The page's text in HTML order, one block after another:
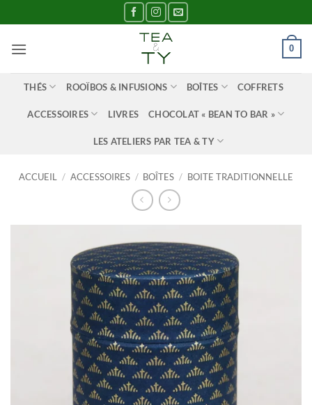
au
contenu
0
THÉS ROOÏBOS & INFUSIONS BOÎTES COFFRETS
ACCESSOIRES LIVRES CHOCOLAT « BEAN TO BAR »
LES ATELIERS PAR TEA & TY
ACCUEIL / ACCESSOIRES / BOÎTES / BOITE TRADITIONNELLE